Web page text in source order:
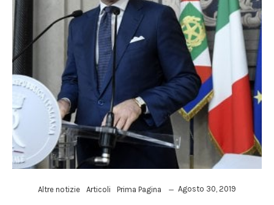
Altre notizie Articoli Prima Pagina Agosto 30, 2019